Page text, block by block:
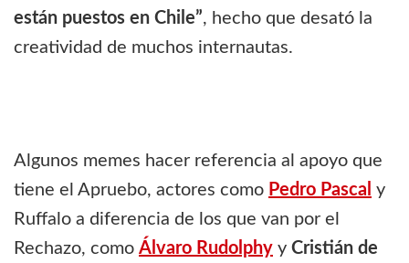
están puestos en Chile”, hecho que desató la
creatividad de muchos internautas.
Algunos memes hacer referencia al apoyo que
tiene el Apruebo, actores como Pedro Pascal y
Ruffalo a diferencia de los que van por el
Rechazo, como Álvaro Rudolphy y Cristián de